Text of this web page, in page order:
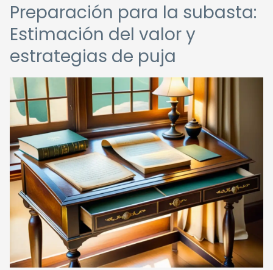
Preparación para la subasta:
Estimación del valor y
estrategias de puja